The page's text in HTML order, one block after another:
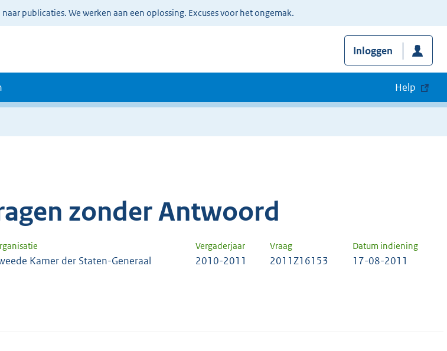
publicaties. We werken aan een oplossing. Excuses voor het ongemak.
Inloggen
Help
zonder Antwoord
Vergaderjaar Vraag Datum indiening
Kamer der Staten-Generaal 2010-2011 2011Z16153 17-08-2011